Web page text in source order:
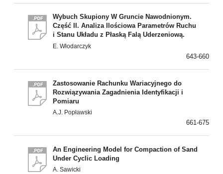
Wybuch Skupiony W Gruncie Nawodnionym.
Część II. Analiza Ilościowa Parametrów Ruchu
i Stanu Układu z Płaską Falą Uderzeniową.
E. Włodarczyk
643-660
Zastosowanie Rachunku Wariacyjnego do
Rozwiązywania Zagadnienia Identyfikacji i
Pomiaru
A.J. Popławski
661-675
An Engineering Model for Compaction of Sand
Under Cyclic Loading
A. Sawicki